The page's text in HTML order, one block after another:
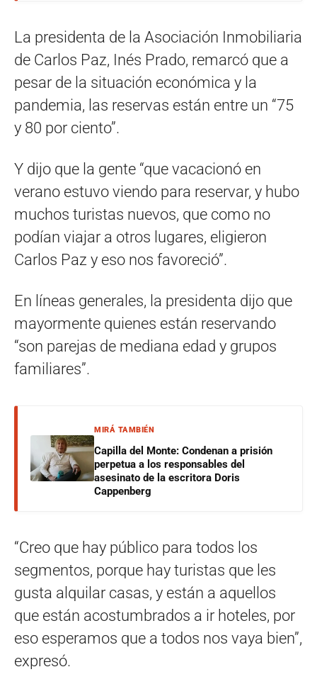
La presidenta de la Asociación Inmobiliaria
de Carlos Paz, Inés Prado, remarcó que a
pesar de la situación económica y la
pandemia, las reservas están entre un “75
y 80 por ciento”.
Y dijo que la gente “que vacacionó en
verano estuvo viendo para reservar, y hubo
muchos turistas nuevos, que como no
podían viajar a otros lugares, eligieron
Carlos Paz y eso nos favoreció”.
En líneas generales, la presidenta dijo que
mayormente quienes están reservando
“son parejas de mediana edad y grupos
familiares”.
MIRÁ TAMBIÉN
Capilla del Monte: Condenan a prisión
perpetua a los responsables del
asesinato de la escritora Doris
Cappenberg
“Creo que hay público para todos los
segmentos, porque hay turistas que les
gusta alquilar casas, y están a aquellos
que están acostumbrados a ir hoteles, por
eso esperamos que a todos nos vaya bien”,
expresó.